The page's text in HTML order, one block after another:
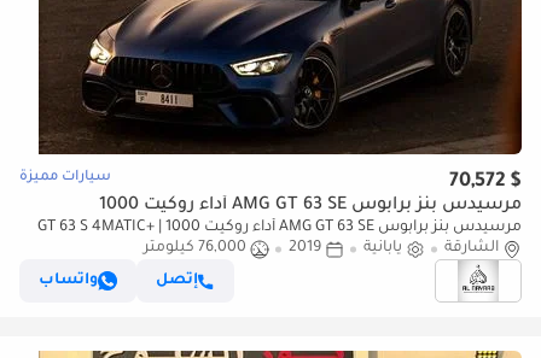
$ 70,572 سيارات مميزة
مرسيدس بنز برابوس AMG GT 63 SE أداء روكيت 1000
مرسيدس بنز برابوس AMG GT 63 SE أداء روكيت 1000 GT 63 S 4MATIC+ |
Japanese Specs | Pristine Condition
الشارقة يابانية 2019
76,000 كيلومتر
إتصل
واتساب